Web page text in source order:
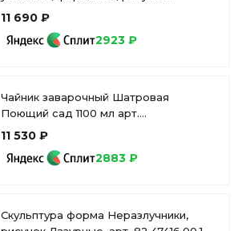
Готический 2, аромат Полночь, арт
11 690 ₽
2923 ₽
Чайник заварочный Шатровая
Поющий сад 1100 мл арт.
80.00646.00.1
11 530 ₽
2883 ₽
Скульптура форма Неразлучники,